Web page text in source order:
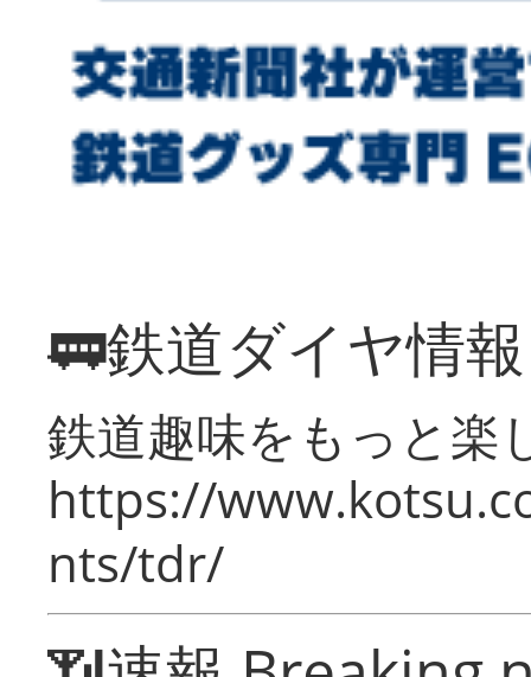
🚃鉄道ダイヤ情
鉄道趣味をもっと楽
https://
nts/tdr/